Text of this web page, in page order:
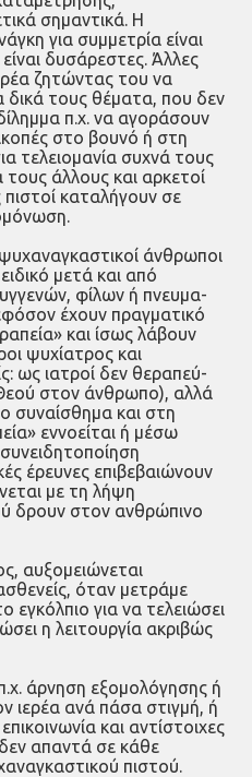
σημαντικά. Η
για συμμετρία είναι
δυσά­ρεστες. Άλλες
ζητώντας του να
δικά τους θέματα, που δεν
π.χ. να αγοράσουν
στο βουνό ή στη
τελειομανία συχνά τους
τους άλλους και αρκετοί
καταλήγουν σε
άνθρωποι
μετά και από
φίλων ή πνευμα­
έχουν πραγματικό
και ίσως λάβουν
ψυχίατρος και
ως ιατροί δεν θεραπεύ­
στον άνθρωπο), αλλά
συναίσθημα και στη
εννοείται ή μέσω
έρευνες επιβεβαιώνουν
με τη λήψη
δρουν στον ανθρώπινο
αυξομειώνεται
όταν μετράμε
εγκόλπιο για να τελειώσει
η λει­τουργία ακριβώς
άρνηση εξομολόγησης ή
ιερέα ανά πάσα στιγμή, ή
και αντί­στοιχες
δεν απαντά σε κάθε
πιστού.